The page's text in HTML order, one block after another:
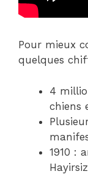
Pour mieux
quelques
4
chiens
1910 :